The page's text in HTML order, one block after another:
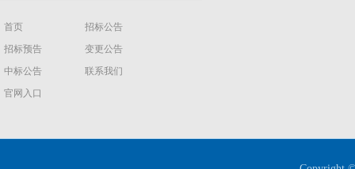
首页
招标公告
招标预告
变更公告
中标公告
联系我们
官网入口